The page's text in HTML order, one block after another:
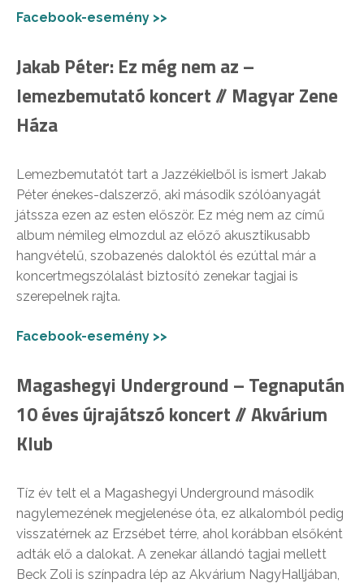
Facebook-esemény >>
Jakab Péter: Ez még nem az –
lemezbemutató koncert // Magyar Zene
Háza
Lemezbemutatót tart a Jazzékielből is ismert Jakab
Péter énekes-dalszerző, aki második szólóanyagát
játssza ezen az esten először. Ez még nem az című
album némileg elmozdul az előző akusztikusabb
hangvételű, szobazenés daloktól és ezúttal már a
koncertmegszólalást biztosító zenekar tagjai is
szerepelnek rajta.
Facebook-esemény >>
Magashegyi Underground – Tegnapután
10 éves újrajátszó koncert // Akvárium
Klub
Tíz év telt el a Magashegyi Underground második
nagylemezének megjelenése óta, ez alkalomból pedig
visszatérnek az Erzsébet térre, ahol korábban elsőként
adták elő a dalokat. A zenekar állandó tagjai mellett
Beck Zoli is színpadra lép az Akvárium NagyHalljában,